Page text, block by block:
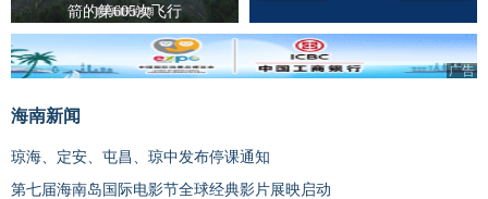
箭的第605次飞行
广告
海南新闻
琼海、定安、屯昌、琼中发布停课通知
第七届海南岛国际电影节全球经典影片展映启动